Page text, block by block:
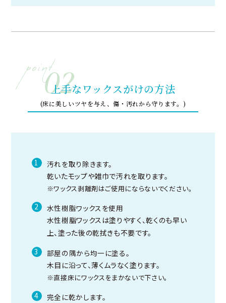
上手なワックスがけの方法
(床に美しいツヤを与え、傷・汚れから守ります。)
1
汚れを取り除きます。
乾いたモップや雑巾で汚れを取ります。
※ワックス剥離剤はご使用にならないでください。
2
水性樹脂ワックスを使用
水性樹脂ワックスは塗りやすく、乾くのも早い
上、塗った後の乾拭きも不要です。
3
部屋の隅から均一に塗る。
木目に沿って、薄くムラなく塗ります。
※直接床にワックスをまかないで下さい。
4
完全に乾かします。